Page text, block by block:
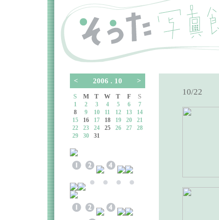
< 2006 . 10 >
S M T W T F S
1 2 3 4 5 6
7
8
9 10 11 12 13
14
15
16 17 18 19 20
21
22
23 24 25 26 27
28
29
30 31
10/22